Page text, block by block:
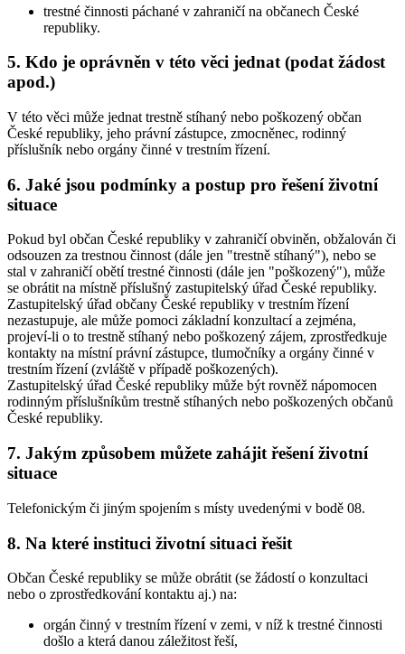
trestné činnosti páchané v zahraničí na občanech České
republiky.
5. Kdo je oprávněn v této věci jednat (podat žádost
apod.)
V této věci může jednat trestně stíhaný nebo poškozený občan
České republiky, jeho právní zástupce, zmocněnec, rodinný
příslušník nebo orgány činné v trestním řízení.
6. Jaké jsou podmínky a postup pro řešení životní
situace
Pokud byl občan České republiky v zahraničí obviněn, obžalován či
odsouzen za trestnou činnost (dále jen "trestně stíhaný"), nebo se
stal v zahraničí obětí trestné činnosti (dále jen "poškozený"), může
se obrátit na místně příslušný zastupitelský úřad České republiky.
Zastupitelský úřad občany České republiky v trestním řízení
nezastupuje, ale může pomoci základní konzultací a zejména,
projeví-li o to trestně stíhaný nebo poškozený zájem, zprostředkuje
kontakty na místní právní zástupce, tlumočníky a orgány činné v
trestním řízení (zvláště v případě poškozených).
Zastupitelský úřad České republiky může být rovněž nápomocen
rodinným příslušníkům trestně stíhaných nebo poškozených občanů
České republiky.
7. Jakým způsobem můžete zahájit řešení životní
situace
Telefonickým či jiným spojením s místy uvedenými v bodě 08.
8. Na které instituci životní situaci řešit
Občan České republiky se může obrátit (se žádostí o konzultaci
nebo o zprostředkování kontaktu aj.) na:
orgán činný v trestním řízení v zemi, v níž k trestné činnosti
došlo a která danou záležitost řeší,